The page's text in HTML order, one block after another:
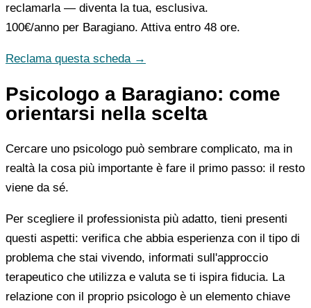
reclamarla — diventa la tua, esclusiva.
100€/anno per Baragiano. Attiva entro 48 ore.
Reclama questa scheda →
Psicologo a Baragiano: come
orientarsi nella scelta
Cercare uno psicologo può sembrare complicato, ma in
realtà la cosa più importante è fare il primo passo: il resto
viene da sé.
Per scegliere il professionista più adatto, tieni presenti
questi aspetti: verifica che abbia esperienza con il tipo di
problema che stai vivendo, informati sull'approccio
terapeutico che utilizza e valuta se ti ispira fiducia. La
relazione con il proprio psicologo è un elemento chiave